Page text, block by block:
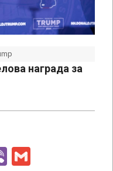
награда за
Viber